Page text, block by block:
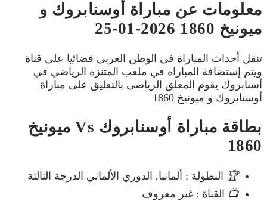
معلومات عن مباراة أوسنابروك و
ميونيخ 1860 2026-01-25
تنقل أحداث المباراة في الوطن العربي فضائيا على قناة
ويتم إستضافة المباراه في ملعب المتنزه الرياضي في
أسنابروك يقوم المعلق الرياضى بالتعليق على مباراة
أوسنابروك و ميونيخ 1860
بطاقة مباراة أوسنابروك Vs ميونيخ
1860
🏆
البطولة : ألمانيا, الدوري الألماني الدرجة الثالثة
📺 القناة : غير معروف